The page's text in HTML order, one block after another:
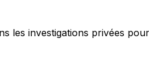
les investigations privées